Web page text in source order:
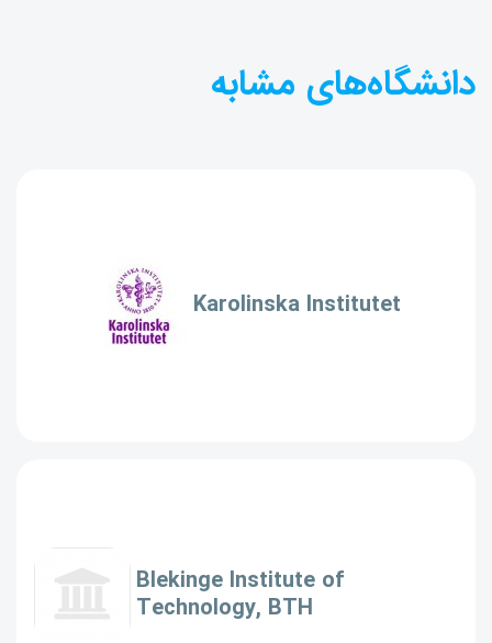
دانشگاه‌های مشابه
Karolinska Institutet
Blekinge Institute of
Technology, BTH